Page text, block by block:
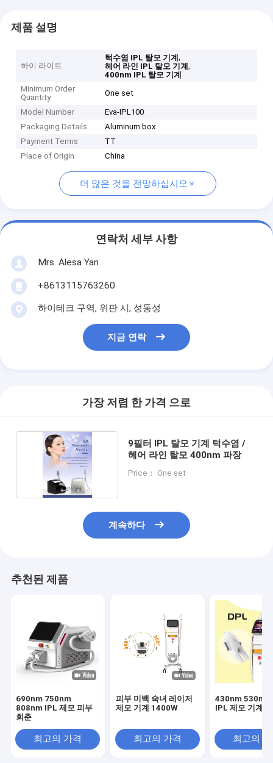
제품 설명
하이 라이트
턱수염 IPL 탈모 기계,
헤어 라인 IPL 탈모 기계,
400nm IPL 탈모 기계
Minimum Order
Quantity
One set
Model Number
Eva-IPL100
Packaging Details
Aluminum box
Payment Terms
TT
Place of Origin
China
더 많은 것을 전망하십시오
연락처 세부 사항
Mrs. Alesa Yan
+8613115763260
하이테크 구역, 위판 시, 성동성
지금 연락
가장 저렴 한 가격 으로
9필터 IPL 탈모 기계 턱수염 /
헤어 라인 탈모 400nm 파장
Price： One set
계속하다
추천된 제품
690nm 750nm
808nm IPL 제모 피부
회춘
최고의 가격
피부 미백 숙녀 레이저
제모 기계 1400W
최고의 가격
430nm
IPL 제모 기계
최고의